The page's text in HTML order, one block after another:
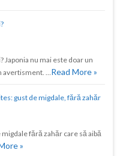
Japonia nu mai este doar un
avertisment. … Read More »
gust de migdale, fără zahăr
fără zahăr care să aibă
»